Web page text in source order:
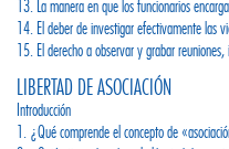
13. La manera en que los funcionarios
14. El deber de investigar efectivamente las
15. El derecho a observar y grabar
LIBERTAD DE ASOCIACIÓN
Introducción
1. ¿Qué comprende el concepto de